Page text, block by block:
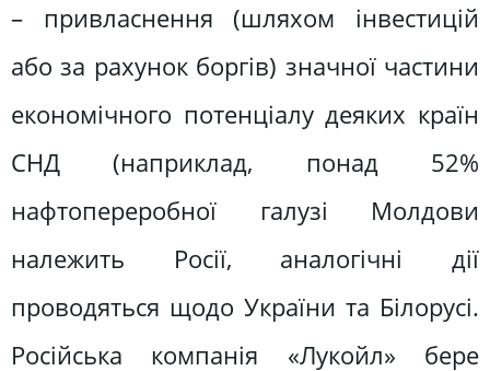
– привласнення (шляхом інвестицій
або за рахунок боргів) значної частини
економічного потенціалу деяких країн
СНД (наприклад, понад 52%
нафтопереробної галузі Молдови
належить Росії, аналогічні дії
проводяться щодо України та Білорусі.
Російська компанія «Лукойл» бере